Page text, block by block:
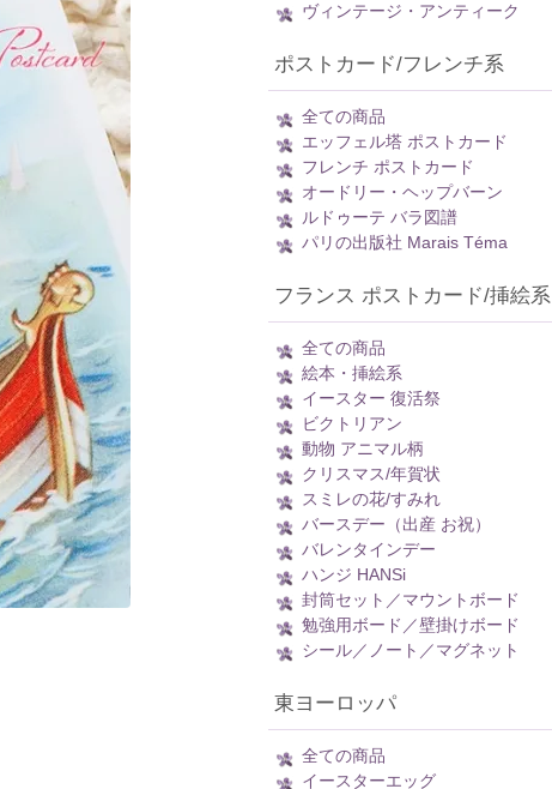
ヴィンテージ・アンティーク
ポストカード/フレンチ系
全ての商品
エッフェル塔 ポストカード
フレンチ ポストカード
オードリー・ヘップバーン
ルドゥーテ バラ図譜
パリの出版社 Marais Téma
フランス ポストカード/挿絵系
全ての商品
絵本・挿絵系
イースター 復活祭
ビクトリアン
動物 アニマル柄
クリスマス/年賀状
スミレの花/すみれ
バースデー（出産 お祝）
バレンタインデー
ハンジ HANSi
封筒セット／マウントボード
勉強用ボード／壁掛けボード
シール／ノート／マグネット
東ヨーロッパ
全ての商品
イースターエッグ